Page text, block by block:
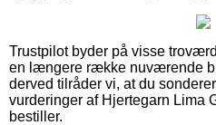
Trustpilot byder på visse
en længere række nuværende
derved tilråder vi, at du
vurderinger af Hjertegarn Lima
bestiller.